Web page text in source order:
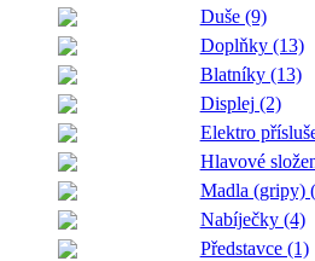
Duše (9)
Doplňky (13)
Blatníky (13)
Displej (2)
Elektro
Hlavové
Madla (gripy)
Nabíječky (4)
Představce (1)